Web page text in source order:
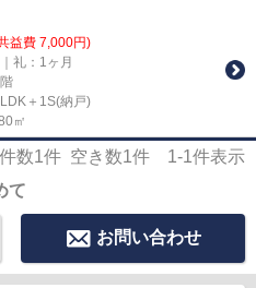
益費 7,000円)
礼：1ヶ月
＋1S(納戸)
㎡
数1件 空き数1件 1-1件表示
て
お問い合わせ